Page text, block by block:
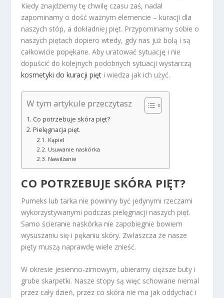
Kiedy znajdziemy tę chwilę czasu zaś, nadal
zapominamy o dość ważnym elemencie – kuracji dla
naszych stóp, a dokładniej pięt. Przypominamy sobie o
naszych piętach dopiero wtedy, gdy nas już bolą i są
całkowicie popękane. Aby uratować sytuację i nie
dopuścić do kolejnych podobnych sytuacji wystarczą
kosmetyki do kuracji pięt i wiedza jak ich użyć.
W tym artykule przeczytasz
Co potrzebuje skóra pięt?
Pielęgnacja pięt.
Kąpiel
Usuwanie naskórka
Nawilżanie
CO POTRZEBUJE SKÓRA PIĘT?
Pumeks lub tarka nie powinny być jedynymi rzeczami
wykorzystywanymi podczas pielęgnacji naszych pięt.
Samo ścieranie naskórka nie zapobiegnie bowiem
wysuszaniu się i pękaniu skóry. Zwłaszcza że nasze
pięty muszą naprawdę wiele znieść.
W okresie jesienno-zimowym, ubieramy cięższe buty i
grube skarpetki. Nasze stopy są więc schowane niemal
przez cały dzień, przez co skóra nie ma jak oddychać i